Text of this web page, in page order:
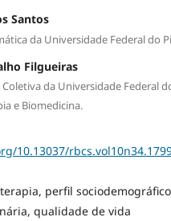
Santos
da Universidade Federal do
Filgueiras
da Universidade Federal
e Biomedicina.
10.13037/
perfil
qualidade de vida